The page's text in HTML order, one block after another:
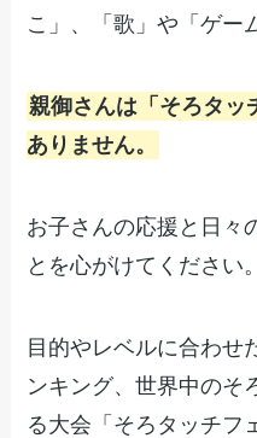
こ」、「歌」や「ゲー
親御さんは「そろタッ
ありません。
お子さんの応援と日々
とを心がけてください。
目的やレベルに合わせ
ンキング、世界中のそ
る大会「そろタッチフ